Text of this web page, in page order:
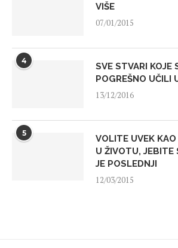
VIŠE
07/01/2015
4
SVE STVARI KOJE
POGREŠNO UČILI
13/12/2016
5
VOLITE UVEK
U ŽIVOTU, JEBITE
JE POSLEDNJI
12/03/2015